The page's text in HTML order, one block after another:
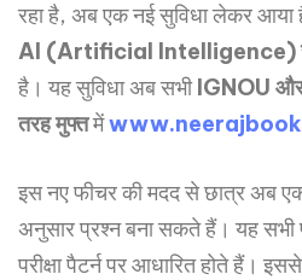
रहा है, अब एक नई सुविधा लेकर आया
AI (Artificial Intelligence)
है। यह सुविधा अब सभीIGNOU
तरहमुफ्तमें
इस नए फीचर की मदद से छात्र अब
अनुसार प्रश्न बना सकते हैं। यह
परीक्षा पैटर्न पर आधारित होते हैं।